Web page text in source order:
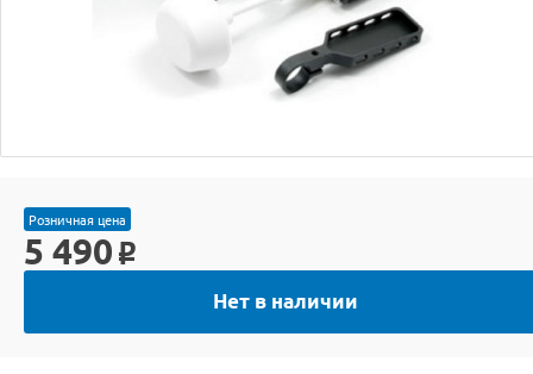
Розничная цена
5 490 o
Нет в наличии